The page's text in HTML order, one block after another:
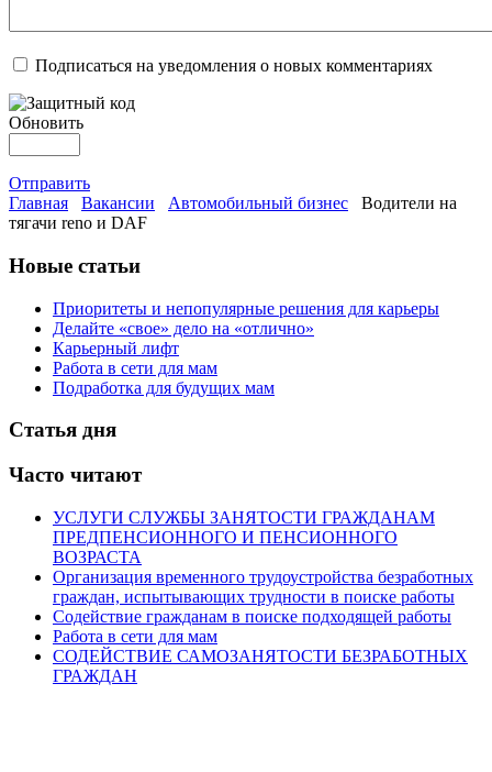
Подписаться на уведомления о новых комментариях
Обновить
Отправить
Главная
Вакансии Автомобильный бизнес
Водители на
тягачи reno и DAF
Новые статьи
Приоритеты и непопулярные решения для карьеры
Делайте «свое» дело на «отлично»
Карьерный лифт
Работа в сети для мам
Подработка для будущих мам
Статья дня
Часто читают
УСЛУГИ СЛУЖБЫ ЗАНЯТОСТИ ГРАЖДАНАМ
ПРЕДПЕНСИОННОГО И ПЕНСИОННОГО
ВОЗРАСТА
Организация временного трудоустройства безработных
граждан, испытывающих трудности в поиске работы
Содействие гражданам в поиске подходящей работы
Работа в сети для мам
СОДЕЙСТВИЕ САМОЗАНЯТОСТИ БЕЗРАБОТНЫХ
ГРАЖДАН